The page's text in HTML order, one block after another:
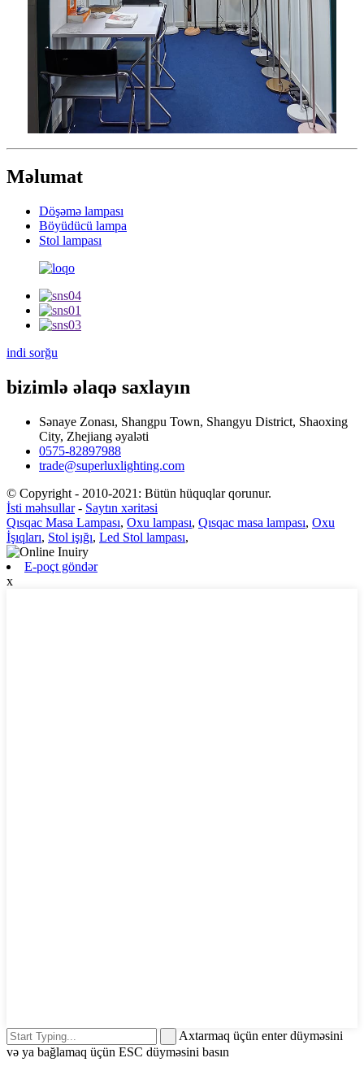
Məlumat
Döşəmə lampası
Böyüdücü lampa
Stol lampası
indi sorğu
bizimlə əlaqə saxlayın
Sənaye Zonası, Shangpu Town, Shangyu District, Shaoxing
City, Zhejiang əyaləti
0575-82897988
trade@superluxlighting.com
© Copyright - 2010-2021: Bütün hüquqlar qorunur.
İsti məhsullar- Saytın xəritəsi
Qısqac Masa Lampası, Oxu lampası, Qısqac masa lampası, Oxu
İşıqları, Stol işığı, Led Stol lampası,
E-poçt göndər
x
Axtarmaq üçün enter düyməsini
və ya bağlamaq üçün ESC düyməsini basın